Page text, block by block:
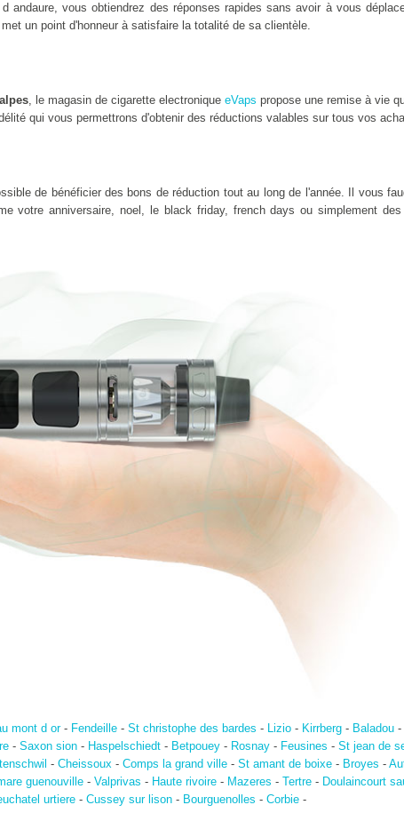
vous obtiendrez des réponses rapides sans avoir à vous
met un point d'honneur à satisfaire la totalité de sa clientèle.
, le magasin de cigarette electroniqueeVaps propose une remise à vie
qui vous permettrons d'obtenir des réductions valables sur tous vos
de bénéficier des bons de réduction tout au long de l'année. Il vous
votre anniversaire, noel, le black friday, french days ou simplement
mont d or- Fendeille - St christophe des bardes - Lizio - Kirrberg - Baladou -
- Saxon sion- Haspelschiedt- Betpouey- Rosnay- Feusines - St jean de
- Cheissoux- Comps la grand ville- St amant de boixe- Broyes -
guenouville - Valprivas - Haute rivoire - Mazeres - Tertre - Doulaincourt
urtiere- Cussey sur lison- Bourguenolles - Corbie-